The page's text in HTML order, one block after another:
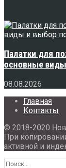
Палатки для
основные
08.08.2026
Главная
Контакты
© 2018-2020
При
активной и